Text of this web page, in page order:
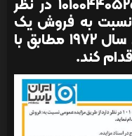
ثبت 6590 و شناسه ملی 10100440525 در نظر
نسبت به فروش یک
دستگاه کلندر انگلیسی تولید سال 1972 مطابق با
کند.